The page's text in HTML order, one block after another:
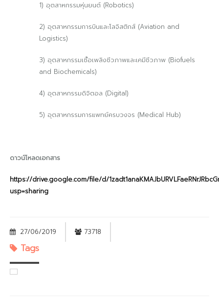
1) อุตสาหกรรมหุ่นยนต์ (Robotics)
2) อุตสาหกรรมการบินและโลจิสติกส์ (Aviation and
Logistics)
3) อุตสาหกรรมเชื้อเพลิงชีวภาพและเคมีชีวภาพ (Biofuels
and Biochemicals)
4) อุตสาหกรรมดิจิตอล (Digital)
5) อุตสาหกรรมการแพทย์ครบวงจร (Medical Hub)
ดาวน์โหลดเอกสาร
https://drive.google.com/file/d/
usp=sharing
27/06/2019 73718
Tags